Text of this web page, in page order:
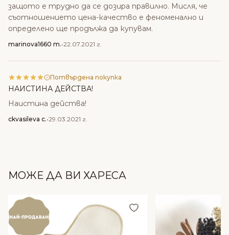
защото е трудно да се дозира правилно. Мисля, че
съотношението цена-качество е феноменално и
определено ще продължа да купувам.
marinova1660 m.•22.07.2021 г.
Потвърдена покупка
НАИСТИНА ДЕЙСТВА!
Наистина действа!
ckvasileva c.•29.03.2021 г.
МОЖЕ ДА ВИ ХАРЕСА
Добави в любими